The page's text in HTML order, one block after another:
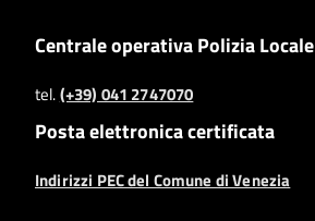
Centrale operativa Polizia Locale
tel.(+39) 041 2747070
Posta elettronica certificata
Indirizzi PEC del Comune di Venezia